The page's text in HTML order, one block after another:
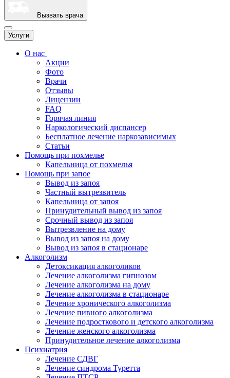
Вызвать врача
Услуги
О нас
Акции
Фото
Врачи
Отзывы
Лицензии
FAQ
Горячая линия
Наркологический диспансер
Бесплатное лечение наркозависимых
Статьи
Помощь при похмелье
Капельница от похмелья
Помощь при запое
Вывод из запоя
Частный вытрезвитель
Капельница от запоя
Принудительный вывод из запоя
Срочный вывод из запоя
Вытрезвление на дому
Вывод из запоя на дому
Вывод из запоя в стационаре
Алкоголизм
Детоксикация алкоголиков
Лечение алкоголизма гипнозом
Лечение алкоголизма на дому
Лечение алкоголизма в стационаре
Лечение хронического алкоголизма
Лечение пивного алкоголизма
Лечение подросткового и детского алкоголизма
Лечение женского алкоголизма
Принудительное лечение алкоголизма
Психиатрия
Лечение СДВГ
Лечение синдрома Туретта